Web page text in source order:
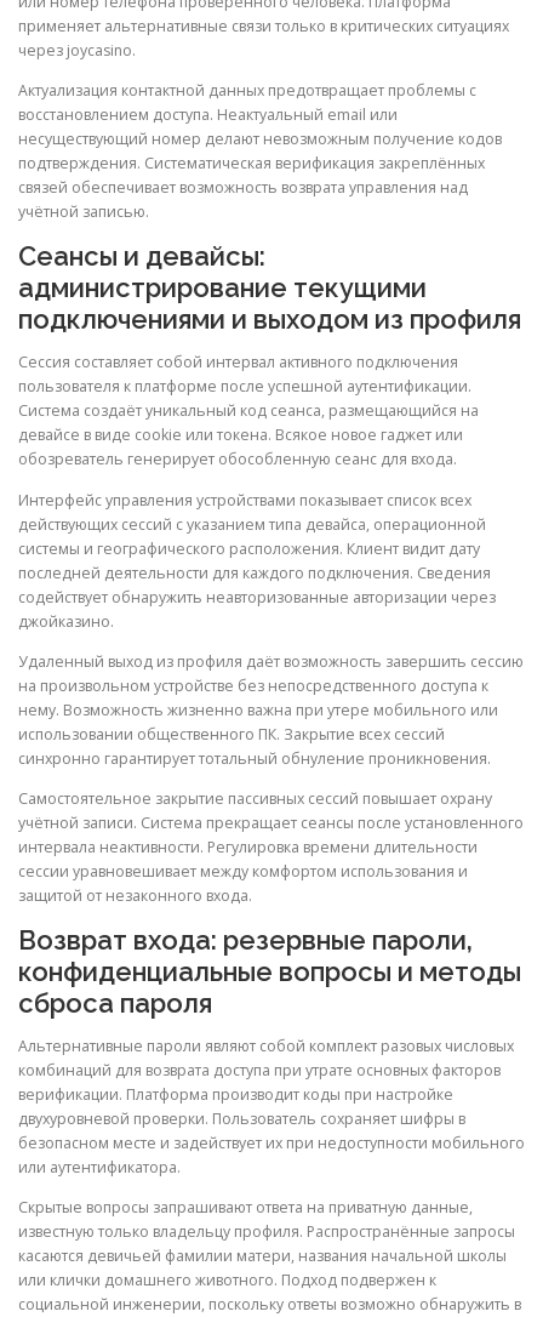
применяет альтернативные связи только в критических ситуациях
через joycasino.
Актуализация контактной данных предотвращает проблемы с
восстановлением доступа. Неактуальный email или
несуществующий номер делают невозможным получение кодов
подтверждения. Систематическая верификация закреплённых
связей обеспечивает возможность возврата управления над
учётной записью.
Сеансы и девайсы:
администрирование текущими
подключениями и выходом из профиля
Сессия составляет собой интервал активного подключения
пользователя к платформе после успешной аутентификации.
Система создаёт уникальный код сеанса, размещающийся на
девайсе в виде cookie или токена. Всякое новое гаджет или
обозреватель генерирует обособленную сеанс для входа.
Интерфейс управления устройствами показывает список всех
действующих сессий с указанием типа девайса, операционной
системы и географического расположения. Клиент видит дату
последней деятельности для каждого подключения. Сведения
содействует обнаружить неавторизованные авторизации через
джойказино.
Удаленный выход из профиля даёт возможность завершить сессию
на произвольном устройстве без непосредственного доступа к
нему. Возможность жизненно важна при утере мобильного или
использовании общественного ПК. Закрытие всех сессий
синхронно гарантирует тотальный обнуление проникновения.
Самостоятельное закрытие пассивных сессий повышает охрану
учётной записи. Система прекращает сеансы после установленного
интервала неактивности. Регулировка времени длительности
сессии уравновешивает между комфортом использования и
защитой от незаконного входа.
Возврат входа: резервные пароли,
конфиденциальные вопросы и методы
сброса пароля
Альтернативные пароли являют собой комплект разовых числовых
комбинаций для возврата доступа при утрате основных факторов
верификации. Платформа производит коды при настройке
двухуровневой проверки. Пользователь сохраняет шифры в
безопасном месте и задействует их при недоступности мобильного
или аутентификатора.
Скрытые вопросы запрашивают ответа на приватную данные,
известную только владельцу профиля. Распространённые запросы
касаются девичьей фамилии матери, названия начальной школы
или клички домашнего животного. Подход подвержен к
социальной инженерии, поскольку ответы возможно обнаружить в